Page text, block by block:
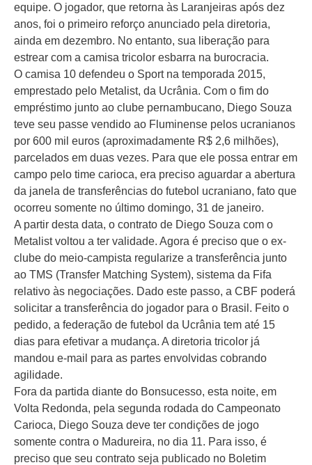
equipe. O jogador, que retorna às Laranjeiras após dez
anos, foi o primeiro reforço anunciado pela diretoria,
ainda em dezembro. No entanto, sua liberação para
estrear com a camisa tricolor esbarra na burocracia.
O camisa 10 defendeu o Sport na temporada 2015,
emprestado pelo Metalist, da Ucrânia. Com o fim do
empréstimo junto ao clube pernambucano, Diego Souza
teve seu passe vendido ao Fluminense pelos ucranianos
por 600 mil euros (aproximadamente R$ 2,6 milhões),
parcelados em duas vezes. Para que ele possa entrar em
campo pelo time carioca, era preciso aguardar a abertura
da janela de transferências do futebol ucraniano, fato que
ocorreu somente no último domingo, 31 de janeiro.
A partir desta data, o contrato de Diego Souza com o
Metalist voltou a ter validade. Agora é preciso que o ex-
clube do meio-campista regularize a transferência junto
ao TMS (Transfer Matching System), sistema da Fifa
relativo às negociações. Dado este passo, a CBF poderá
solicitar a transferência do jogador para o Brasil. Feito o
pedido, a federação de futebol da Ucrânia tem até 15
dias para efetivar a mudança. A diretoria tricolor já
mandou e-mail para as partes envolvidas cobrando
agilidade.
Fora da partida diante do Bonsucesso, esta noite, em
Volta Redonda, pela segunda rodada do Campeonato
Carioca, Diego Souza deve ter condições de jogo
somente contra o Madureira, no dia 11. Para isso, é
preciso que seu contrato seja publicado no Boletim